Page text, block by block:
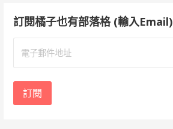
訂閱橘子也有部落格 (輸入Email)
地
訂閱